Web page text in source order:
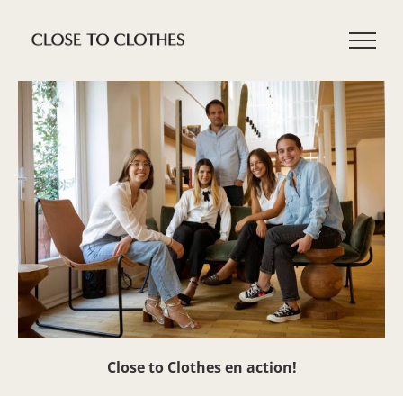
Close to Clothes en action!